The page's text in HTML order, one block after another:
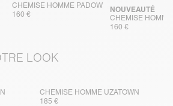
CHEMISE HOMME PADOW
160 €
CHEMISE
NOUVEAUTÉ
160 €
LOOK
CHEMISE HOMME UZATOWN
185 €